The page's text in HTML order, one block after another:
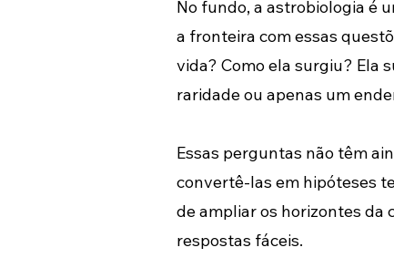
No fundo, a astrobiologia é
a fronteira com essas
vida? Como ela surgiu? Ela
raridade ou apenas um
Essas perguntas não têm
convertê-las em hipóteses
de ampliar os horizontes da
respostas fáceis.